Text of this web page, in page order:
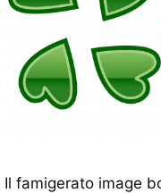
Il famigerato image